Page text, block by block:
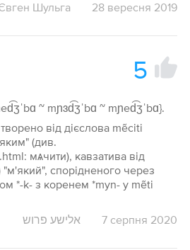
Шульга 28 вересня 2019
5
~ mɲɜd͡ʒˈbɑ ~ mɲed͡ʒˈbɑ}.
від дієслова mẽciti
(див.
мѧчити), кавзатива від
спорідненого через
*-k- з коренем *myn- у mẽti
אלישע פרוש 7 серпня 2020